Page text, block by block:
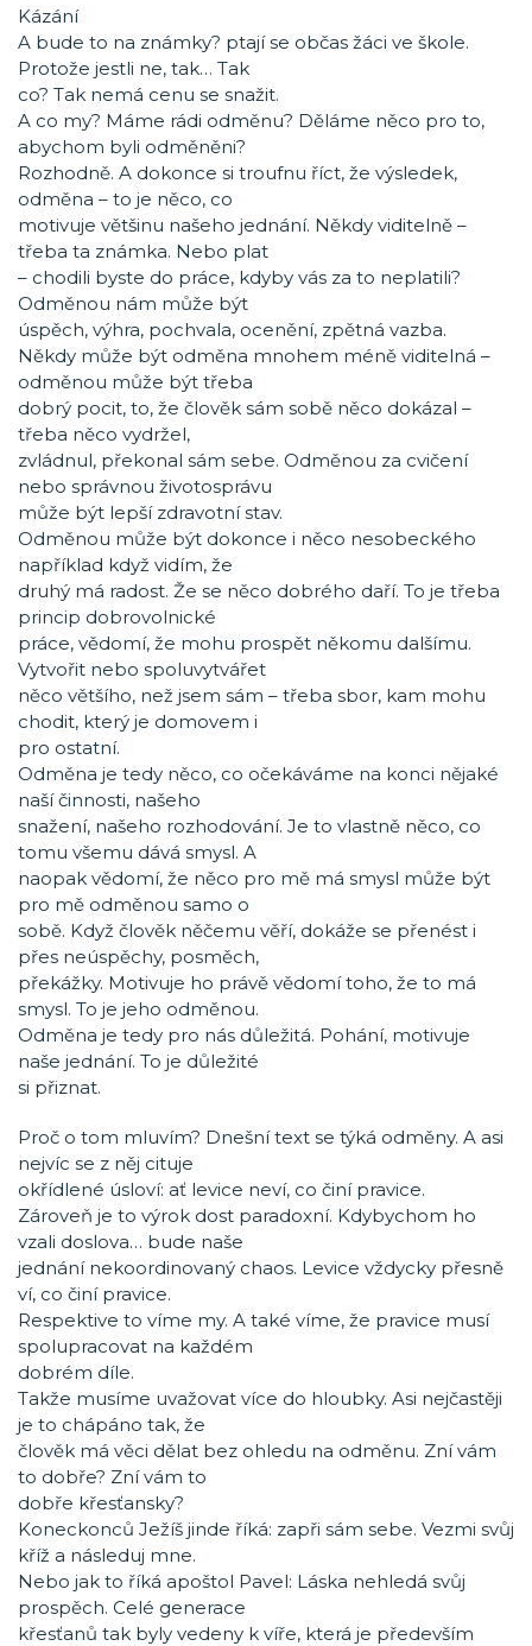
Kázání
A bude to na známky? ptají se občas žáci ve škole.
Protože jestli ne, tak… Tak
co? Tak nemá cenu se snažit.
A co my? Máme rádi odměnu? Děláme něco pro to,
abychom byli odměněni?
Rozhodně. A dokonce si troufnu říct, že výsledek,
odměna – to je něco, co
motivuje většinu našeho jednání. Někdy viditelně –
třeba ta známka. Nebo plat
– chodili byste do práce, kdyby vás za to neplatili?
Odměnou nám může být
úspěch, výhra, pochvala, ocenění, zpětná vazba.
Někdy může být odměna mnohem méně viditelná –
odměnou může být třeba
dobrý pocit, to, že člověk sám sobě něco dokázal –
třeba něco vydržel,
zvládnul, překonal sám sebe. Odměnou za cvičení
nebo správnou životosprávu
může být lepší zdravotní stav.
Odměnou může být dokonce i něco nesobeckého
například když vidím, že
druhý má radost. Že se něco dobrého daří. To je třeba
princip dobrovolnické
práce, vědomí, že mohu prospět někomu dalšímu.
Vytvořit nebo spoluvytvářet
něco většího, než jsem sám – třeba sbor, kam mohu
chodit, který je domovem i
pro ostatní.
Odměna je tedy něco, co očekáváme na konci nějaké
naší činnosti, našeho
snažení, našeho rozhodování. Je to vlastně něco, co
tomu všemu dává smysl. A
naopak vědomí, že něco pro mě má smysl může být
pro mě odměnou samo o
sobě. Když člověk něčemu věří, dokáže se přenést i
přes neúspěchy, posměch,
překážky. Motivuje ho právě vědomí toho, že to má
smysl. To je jeho odměnou.
Odměna je tedy pro nás důležitá. Pohání, motivuje
naše jednání. To je důležité
si přiznat.
Proč o tom mluvím? Dnešní text se týká odměny. A asi
nejvíc se z něj cituje
okřídlené úsloví: ať levice neví, co činí pravice.
Zároveň je to výrok dost paradoxní. Kdybychom ho
vzali doslova… bude naše
jednání nekoordinovaný chaos. Levice vždycky přesně
ví, co činí pravice.
Respektive to víme my. A také víme, že pravice musí
spolupracovat na každém
dobrém díle.
Takže musíme uvažovat více do hloubky. Asi nejčastěji
je to chápáno tak, že
člověk má věci dělat bez ohledu na odměnu. Zní vám
to dobře? Zní vám to
dobře křesťansky?
Koneckonců Ježíš jinde říká: zapři sám sebe. Vezmi svůj
kříž a následuj mne.
Nebo jak to říká apoštol Pavel: Láska nehledá svůj
prospěch. Celé generace
křesťanů tak byly vedeny k víře, která je především